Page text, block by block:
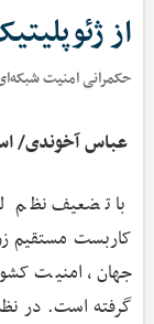
از
حکمرانی امنیت
عباس آخوندی/
با تضعیف نظم
کاربست مستقیم
جهان، امنیت
گرفته است. در